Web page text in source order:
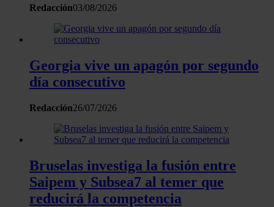
Redacción03/08/2026
Georgia vive un apagón por segundo
día consecutivo
Redacción26/07/2026
Bruselas investiga la fusión entre
Saipem y Subsea7 al temer que
reducirá la competencia